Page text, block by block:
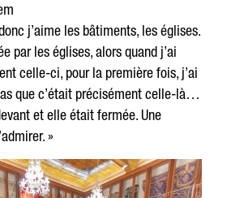
j’aime les bâtiments, les églises.
par les églises, alors quand j’ai
celle-ci, pour la première fois, j’ai
que c’était précisément celle-là…
et elle était fermée. Une
»